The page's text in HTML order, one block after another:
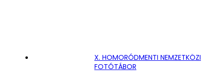
X. HOMORÓDMENTI NEMZETKÖZI
FOTÓTÁBOR